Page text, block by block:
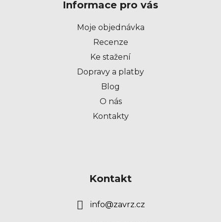
Informace pro vás
Moje objednávka
Recenze
Ke stažení
Dopravy a platby
Blog
O nás
Kontakty
Kontakt
info@zavrz.cz